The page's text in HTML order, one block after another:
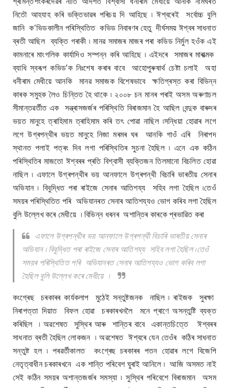
নিতৌ আহযাহ কৰি ভক্তিভাৱৰ পৰিচয় দি আহিছে ৷ ঈশ্বৰেই সৰ্বোচ্চ বুলি
জানি ক'ভিডকালীন পৰিস্থিতিত কভিড নিবাৰণৰ হেতু দীৰ্ঘসময় ঈশ্বৰ সাধনাত
ব্ৰতী আছিল ব্যক্তি গৰাকী ৷ মানৱ সমাজৰ মাজৰ পৰা কভিড নিৰ্মুল হওঁক এই
কামনাৰে মাংগলিক কাৰ্যাদিও সম্পন্ন কৰি আহিছে ৷ এইদৰে সমাজৰ মাৰাত্মক
ব্যাধি স্বৰূপ কভিড’ক নিঃশেষ কৰাৰ বাবে আহোপুৰুষাৰ্থ চেষ্টা চলাই অহা
ধনীৰাম মেধীয়ে আনকি মানৱ সমাজক বিশেষভাবে ক্ষতিগ্ৰস্ত কৰা বিভিন্ন
কাৰক সমুহক লৈও চিন্তিত হৈ থাকে ৷ ২০০৮ চন মানৰ পৰাই অসম অৰুণাচল
সীমান্তৱৰ্তীত এক সন্ত্ৰাসজৰ্জৰ পৰিস্থিতি বিৰাজমান হৈ আছিল ৷বন্দুক বাৰুদৰ
ভয়ত মানুহে ত্ৰাহিমাম ত্ৰাহিমাম কৰি তৎ পোৱা নাছিল ৷সন্ধিয়া হোৱাৰ লগে
লগে উগ্ৰপন্থীৰ ভয়ত মানুহে নিজা মৰমৰ ঘৰ আনকি গাওঁ এৰি নিৰাপদ
স্থানত পলাই পত্ৰং দিব লগা পৰিস্থিতিৰ সুচনা হৈছিল ৷ এনে এক কঠিন
পৰিস্থিতিৰ মাজতো ঈশ্বৰৰ প্ৰতি বিশ্বাসী ব্যক্তিজন তিলমানো বিচলিত হোৱা
নাছিল ৷ এফালে উগ্ৰপন্থীৰ ভয় আনফালে উগ্ৰপন্থী বিচাৰি ভাৰতীয় সেনাৰ
অভিযান ৷ বিবুদ্ধিত পৰা ৰাইজে সেনাৰ আতিশয্য সহিব লগা হৈছিল ৷তেওঁ
সময়ৰ পৰিস্থিতিত পৰি অভিযানৰত সেনাৰ আতিশয্যও ভোগ কৰিব লগা হৈছিল
বুলি উল্লেখ কৰে মেধীয়ে ৷ বিভিন্ন ধৰনৰ অশান্তিৰ কাৰকে প্ৰভাৱিত কৰা
এফালে উগ্ৰপন্থীৰ ভয় আনফালে উগ্ৰপন্থী বিচাৰি ভাৰতীয় সেনাৰ
অভিযান ৷ বিবুদ্ধিত পৰা ৰাইজে সেনাৰ আতিশয্য সহিব লগা হৈছিল ৷তেওঁ
সময়ৰ পৰিস্থিতিত পৰি অভিযানৰত সেনাৰ আতিশয্যও ভোগ কৰিব লগা
হৈছিল বুলি উল্লেখ কৰে মেধীয়ে ৷
কংগ্ৰেছ চৰকাৰৰ কাৰ্যকলাপ মুঠেই সন্তুষ্টজনক নাছিল ৷ ৰাইজক সুৰক্ষা
নিৰাপত্তা দিয়াত বিফল হোৱা চৰকাৰখনলৈ মনে প্ৰাণে অসন্তুষ্টি ব্যক্ত
কৰিছিল ৷ অৱশেষত সুস্থিৰ আৰু শান্তিৰ বাবে একান্তচিত্তে ঈশ্বৰৰ
সাধনাত ব্ৰতী হৈছিল লোকজন ৷ অৱশেষত ঈশ্বৰে যেন তেওঁৰ কঠিৰ সাধনাত
সন্তুষ্ট হল ৷ পৰৱৰ্তীকালত কংগ্ৰেছ চৰকাৰৰ পতন হোৱাৰ লগে বিজেপি
নেতৃত্বাধীন চৰকাৰখনে এক শান্তি পৰিবেশ ঘুৰাই আনিলে ৷ আজি অসমত নাই
সেই কঠিন সময়ৰ অশান্তজৰ্জৰ সমস্যা ৷ সুস্থিৰ পৰিবেশে বিৰাজমান অসম